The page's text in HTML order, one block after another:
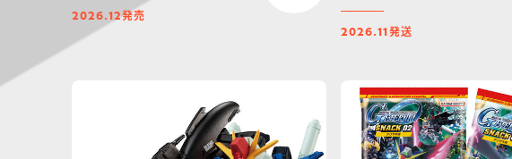
2026.12発売
2026.11 発送